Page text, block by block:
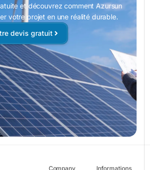
et découvrez comment Azursun
votre projet en une réalité durable.
devis gratuit
Company Informations